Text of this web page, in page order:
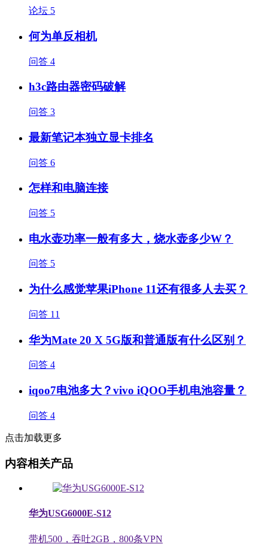
论坛 5
何为单反相机
问答 4
h3c路由器密码破解
问答 3
最新笔记本独立显卡排名
问答 6
怎样和电脑连接
问答 5
电水壶功率一般有多大，烧水壶多少W？
问答 5
为什么感觉苹果iPhone 11还有很多人去买？
问答 11
华为Mate 20 X 5G版和普通版有什么区别？
问答 4
iqoo7电池多大？vivo iQOO手机电池容量？
问答 4
点击加载更多
内容相关产品
华为USG6000E-S12
带机500，吞吐2GB，800条VPN